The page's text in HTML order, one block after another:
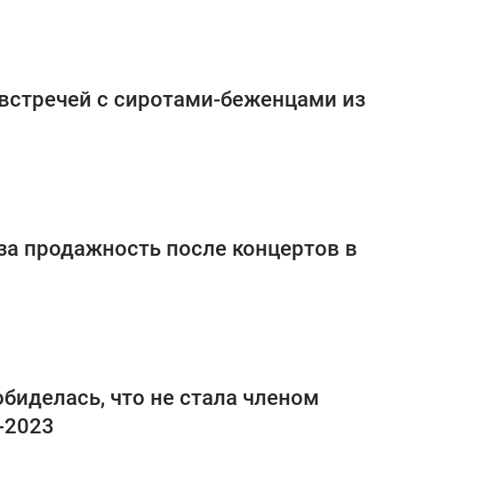
с сиротами-беженцами из
продажность после концертов в
что не стала членом